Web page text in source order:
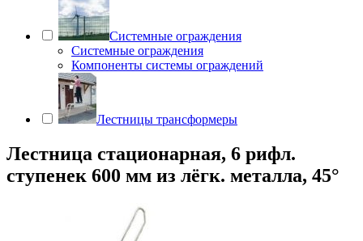
Системные ограждения
Системные ограждения
Компоненты системы ограждений
Лестницы трансформеры
Лестница стационарная, 6 рифл.
ступенек 600 мм из лёгк. металла, 45°